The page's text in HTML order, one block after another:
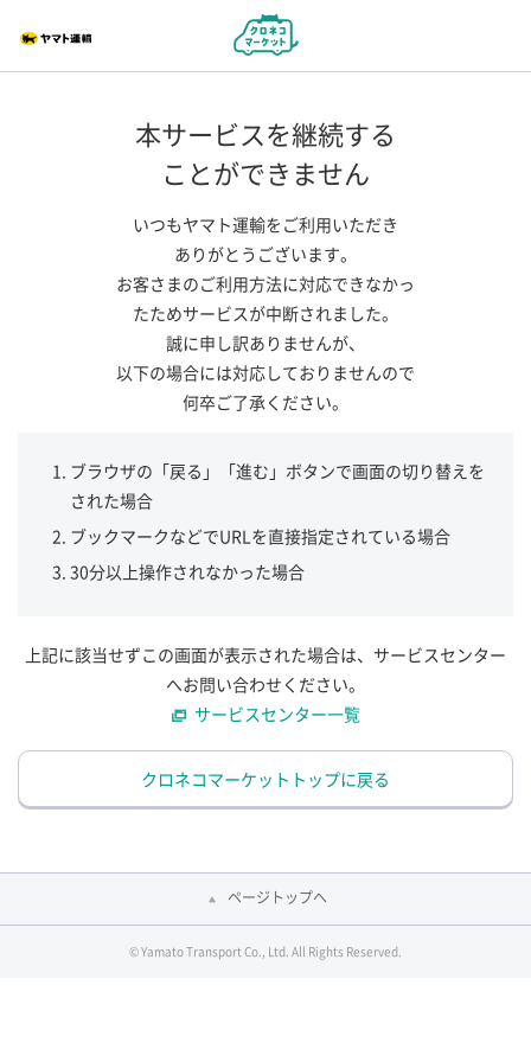
本サービスを継続する
ことができません
いつもヤマト運輸をご利用いただき
ありがとうございます。
お客さまのご利用方法に対応できなかっ
たためサービスが中断されました。
誠に申し訳ありませんが、
以下の場合には対応しておりませんので
何卒ご了承ください。
ブラウザの「戻る」「進む」ボタンで画面の切り替えを
された場合
ブックマークなどでURLを直接指定されている場合
30分以上操作されなかった場合
上記に該当せずこの画面が表示された場合は、サービスセンター
へお問い合わせください。
サービスセンター一覧
クロネコマーケットトップに戻る
ページトップへ
© Yamato Transport Co., Ltd. All Rights Reserved.